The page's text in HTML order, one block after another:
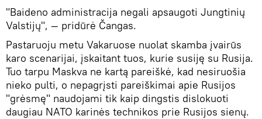
"Baideno administracija negali apsaugoti Jungtinių
Valstijų", — pridūrė Čangas.
Pastaruoju metu Vakaruose nuolat skamba įvairūs
karo scenarijai, įskaitant tuos, kurie susiję su Rusija.
Tuo tarpu Maskva ne kartą pareiškė, kad nesiruošia
nieko pulti, o nepagrįsti pareiškimai apie Rusijos
"grėsmę" naudojami tik kaip dingstis dislokuoti
daugiau NATO karinės technikos prie Rusijos sienų.